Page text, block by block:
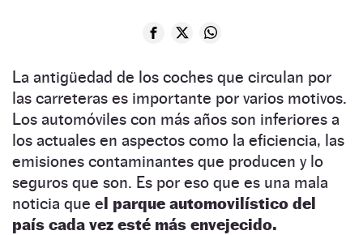
La antigüedad de los coches que circulan por
las carreteras es importante por varios motivos.
Los automóviles con más años son inferiores a
los actuales en aspectos como la eficiencia, las
emisiones contaminantes que producen y lo
seguros que son. Es por eso que es una mala
noticia que el parque automovilístico del
país cada vez esté más envejecido.